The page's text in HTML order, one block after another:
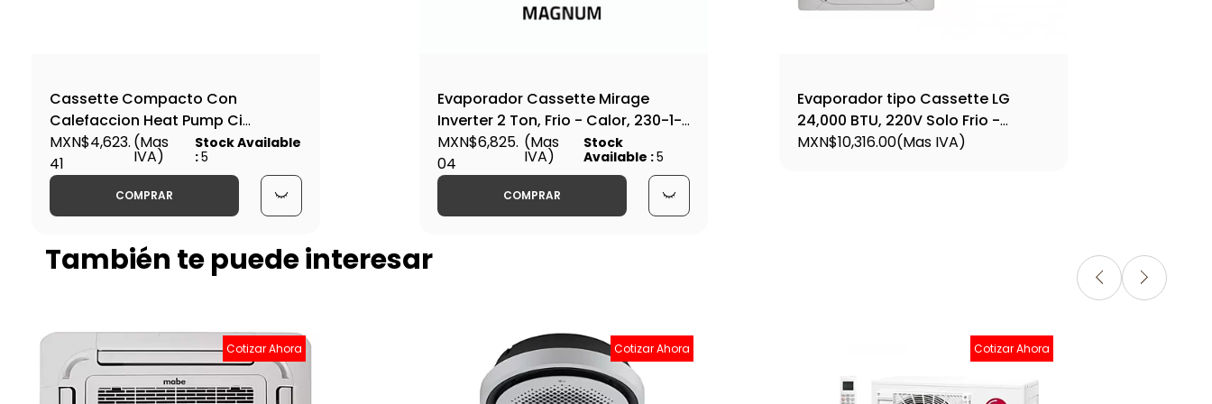
Cassette Compacto Con
Calefaccion Heat Pump Ci
MAGNUM Series 4 way-
SETEFC181M o SETEFC181N
MXN$4,623.
41
(Mas
IVA)
Stock Available
:5
COMPRAR
Evaporador Cassette Mirage
Inverter 2 Ton, Frio - Calor, 230-1-
60, Magnum Series - SETEFC241M
MXN$6,825.
04
(Mas
IVA)
Stock
Available :5
COMPRAR
Evaporador tipo Cassette LG
24,000 BTU, 220V Solo Frio -
ATNQ30GPLA4
MXN$10,316.00(Mas IVA)
También te puede interesar
Cotizar Ahora Cotizar Ahora Cotizar Ahora